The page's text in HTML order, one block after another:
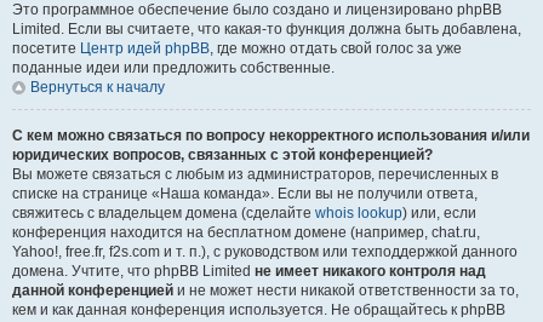
Это программное обеспечение было создано и лицензировано phpBB
Limited. Если вы считаете, что какая-то функция должна быть добавлена,
посетите Центр идей phpBB, где можно отдать свой голос за уже
поданные идеи или предложить собственные.
Вернуться к началу
С кем можно связаться по вопросу некорректного использования и/или
юридических вопросов, связанных с этой конференцией?
Вы можете связаться с любым из администраторов, перечисленных в
списке на странице «Наша команда». Если вы не получили ответа,
свяжитесь с владельцем домена (сделайте whois lookup) или, если
конференция находится на бесплатном домене (например, chat.ru,
Yahoo!, free.fr, f2s.com и т. п.), с руководством или техподдержкой данного
домена. Учтите, что phpBB Limited не имеет никакого контроля над
данной конференцией и не может нести никакой ответственности за то,
кем и как данная конференция используется. Не обращайтесь к phpBB